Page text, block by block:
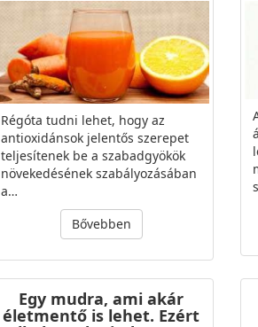
Régóta tudni lehet, hogy az
antioxidánsok jelentős szerepet
teljesítenek be a szabadgyökök
növekedésének szabályozásában
a…
Bővebben
Egy mudra, ami akár
életmentő is lehet. Ezért